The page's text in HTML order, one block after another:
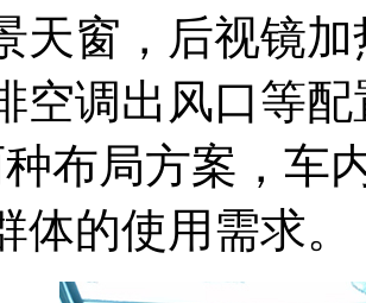
天窗，后视镜
空调出风口等
布局方案，车
体的使用需求。